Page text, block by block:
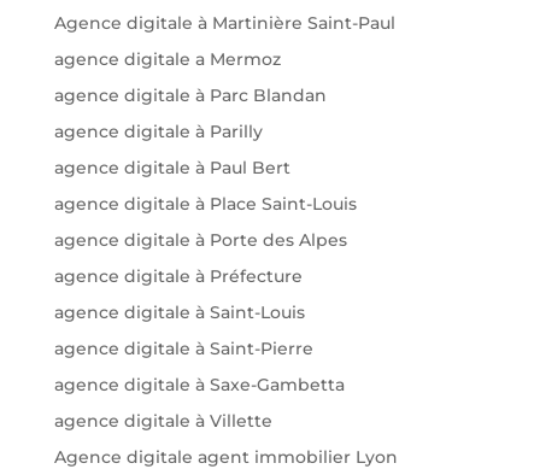
Agence digitale à Martinière Saint-Paul
agence digitale a Mermoz
agence digitale à Parc Blandan
agence digitale à Parilly
agence digitale à Paul Bert
agence digitale à Place Saint-Louis
agence digitale à Porte des Alpes
agence digitale à Préfecture
agence digitale à Saint-Louis
agence digitale à Saint-Pierre
agence digitale à Saxe-Gambetta
agence digitale à Villette
Agence digitale agent immobilier Lyon